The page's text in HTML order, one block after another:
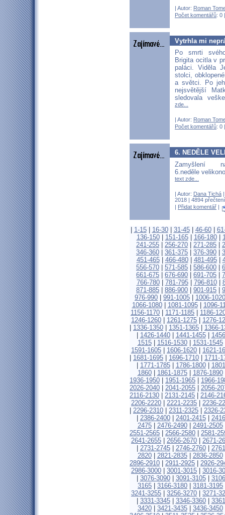
| Autor: Roman
Počet komentářů: 0
Vytrhla mi
Po smrti
Brigita ocitla v
paláci. Viděla
stolci,
a světci. Po
nejsvětější
sledovala
zde...
| Autor: Roman
Počet komentářů: 0
6. NEDĚLE
Zamyšlení
6.neděle
text zde...
| Autor: Dana Tichá
2018 | 4894
| Přidat komentář |
1-15| 16-30| 31-45| 46-60|
136-150| 151-165| 166-180|
241-255
256-270 271-285
346-360
361-375 376-390
451-465| 466-480| 481-495|
556-570
571-585 586-600
661-675
676-690 691-705
766-780| 781-795| 796-810|
871-885
886-900 901-915
976-990
991-1005
1006-1020
1066-1080| 1081-1095| 1096-
1156-1170
1171-1185
1186-
1246-1260
1261-1275
1276-
1336-1350 1351-1365
1366-
1426-1440| 1441-1455|
1515| 1516-1530| 1531-1545
1591-1605
1606-1620
1621-
1681-1695 1696-1710
1711-
1771-1785| 1786-1800|
1860| 1861-1875| 1876-1890
1936-1950
1951-1965
1966-
2026-2040
2041-2055
2056-
2116-2130
2131-2145
2146-
2206-2220
2221-2235
2236-
2296-2310 2311-2325
2326-
2386-2400| 2401-2415|
2475| 2476-2490| 2491-2505
2551-2565
2566-2580
2581-
2641-2655
2656-2670
2671-
2731-2745| 2746-2760|
2820| 2821-2835| 2836-2850
2896-2910
2911-2925
2926-
2986-3000
3001-3015
3016-
3076-3090| 3091-3105|
3165
3166-3180 3181-3195
3241-3255
3256-3270
3271-
3331-3345| 3346-3360|
3420| 3421-3435| 3436-3450